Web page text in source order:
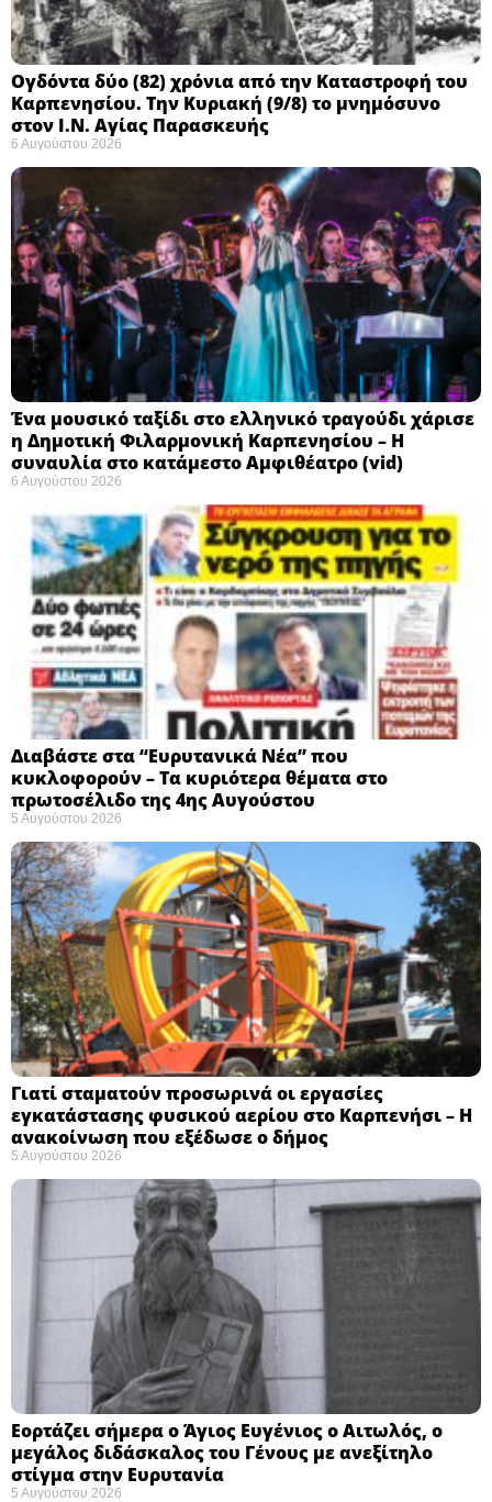
Ογδόντα δύο (82) χρόνια από την Καταστροφή του
Καρπενησίου. Την Κυριακή (9/8) το μνημόσυνο
στον Ι.Ν. Αγίας Παρασκευής
6 Αυγούστου 2026
Ένα μουσικό ταξίδι στο ελληνικό τραγούδι χάρισε
η Δημοτική Φιλαρμονική Καρπενησίου – Η
συναυλία στο κατάμεστο Αμφιθέατρο (vid)
6 Αυγούστου 2026
Διαβάστε στα “Ευρυτανικά Νέα” που
κυκλοφορούν – Τα κυριότερα θέματα στο
πρωτοσέλιδο της 4ης Αυγούστου
5 Αυγούστου 2026
Γιατί σταματούν προσωρινά οι εργασίες
εγκατάστασης φυσικού αερίου στο Καρπενήσι – Η
ανακοίνωση που εξέδωσε ο δήμος
5 Αυγούστου 2026
Εορτάζει σήμερα ο Άγιος Ευγένιος ο Αιτωλός, ο
μεγάλος διδάσκαλος του Γένους με ανεξίτηλο
στίγμα στην Ευρυτανία
5 Αυγούστου 2026